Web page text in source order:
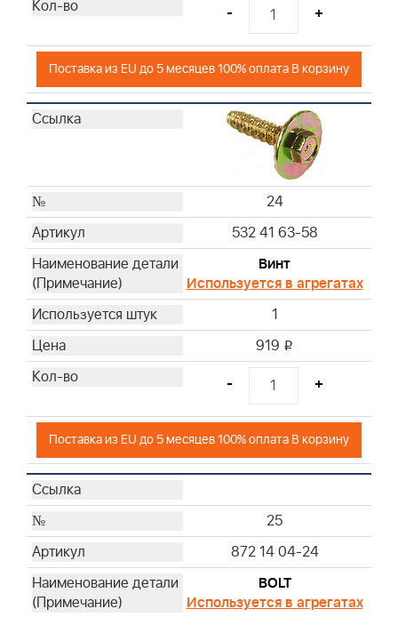
- +
Поставка из EU до 5 месяцев 100% оплата В корзину
24
532 41 63-58
Винт
Используется в агрегатах
1
919 i
- +
Поставка из EU до 5 месяцев 100% оплата В корзину
25
872 14 04-24
BOLT
Используется в агрегатах